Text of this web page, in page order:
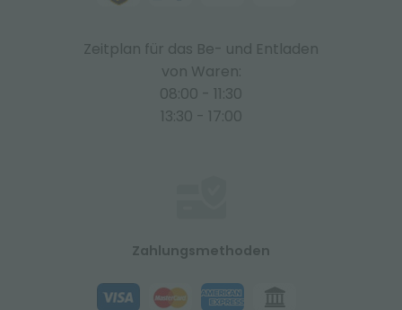
Zeitplan für das Be- und Entladen
von Waren:
08:00 - 11:30
13:30 - 17:00
Zahlungsmethoden